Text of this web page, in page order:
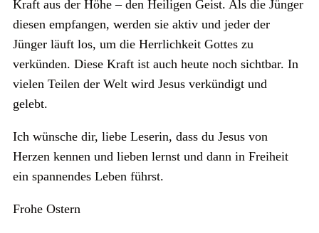
Kraft aus der Höhe – den Heiligen Geist. Als die Jünger
diesen empfangen, werden sie aktiv und jeder der
Jünger läuft los, um die Herrlichkeit Gottes zu
verkünden. Diese Kraft ist auch heute noch sichtbar. In
vielen Teilen der Welt wird Jesus verkündigt und
gelebt.
Ich wünsche dir, liebe Leserin, dass du Jesus von
Herzen kennen und lieben lernst und dann in Freiheit
ein spannendes Leben führst.
Frohe Ostern